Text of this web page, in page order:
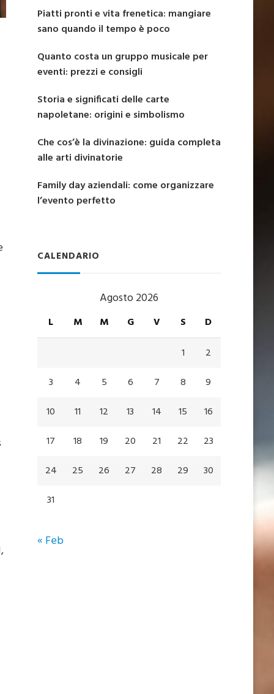
Piatti pronti e vita frenetica: mangiare
sano quando il tempo è poco
Quanto costa un gruppo musicale per
eventi: prezzi e consigli
Storia e significati delle carte
napoletane: origini e simbolismo
Che cos’è la divinazione: guida completa
alle arti divinatorie
Family day aziendali: come organizzare
l’evento perfetto
CALENDARIO
Agosto 2026
L M M G V S
D
1
2
3
4 5 6 7 8
9
10
11 12 13 14 15
16
17
18 19 20 21 22
23
24
25 26 27 28 29
30
31
« Feb